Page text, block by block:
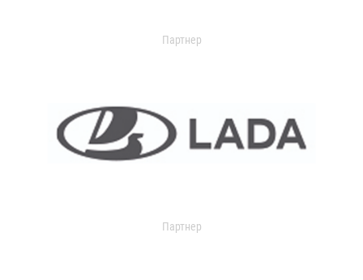
Партнер
Партнер